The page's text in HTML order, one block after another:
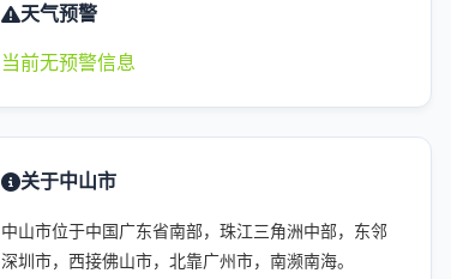
1-3 1-3 1-3
天气预警
当前无预警信息
关于中山市
中山市位于中国广东省南部，珠江三角洲中部，东邻
深圳市，西接佛山市，北靠广州市，南濒南海。